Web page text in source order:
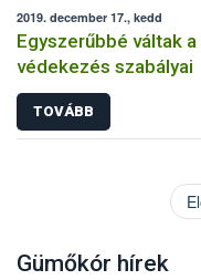
2019. december 17., kedd
Egyszerűbbé váltak
védekezés szabályai
TOVÁBB
Gümőkór hírek